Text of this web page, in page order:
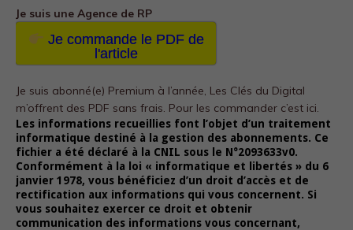
Je suis une Agence de RP
Je commande le PDF de
l'article
Je suis abonné(e) Premium à l’année, Les Clés du Digital
m’offrent des PDF sans frais. Pour les commander c’est ici.
Les informations recueillies font l’objet d’un traitement
informatique destiné à la gestion des abonnements. Ce
fichier a été déclaré à la CNIL sous le N°2093633v0.
Conformément à la loi « informatique et libertés » du 6
janvier 1978, vous bénéficiez d’un droit d’accès et de
rectification aux informations qui vous concernent. Si
vous souhaitez exercer ce droit et obtenir
communication des informations vous concernant,